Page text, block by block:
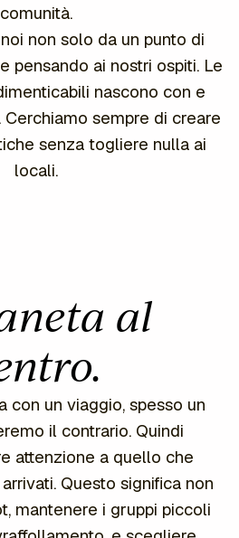
comunità.
non solo da un punto di
pensando ai nostri ospiti. Le
nascono con e
sempre di creare
senza togliere nulla ai
locali.
al
con un viaggio, spesso un
il contrario. Quindi
attenzione a quello che
Questo significa non
mantenere i gruppi piccoli